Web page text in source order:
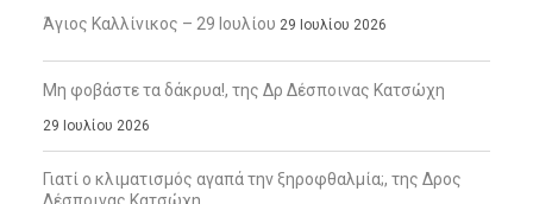
Άγιος Καλλίνικος – 29 Ιουλίου 29 Ιουλίου 2026
Μη φοβάστε τα δάκρυα!, της Δρ Δέσποινας Κατσώχη
29 Ιουλίου 2026
Γιατί ο κλιματισμός αγαπά την ξηροφθαλμία;, της Δρος